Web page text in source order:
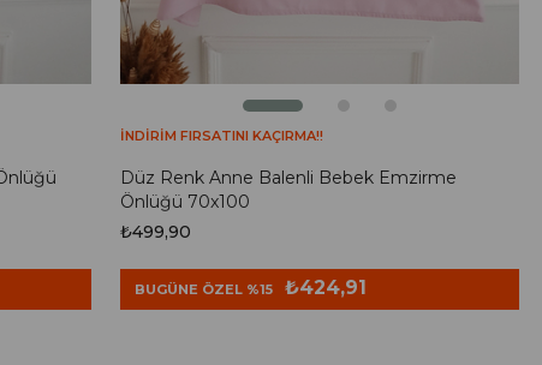
Düz Renk Anne Balenli Bebek Emzirme
Önlüğü 70x100
₺499,90
BUGÜNE ÖZEL %15 ₺424,91
İNDİRİM FIRSATINI KAÇIRMA!!